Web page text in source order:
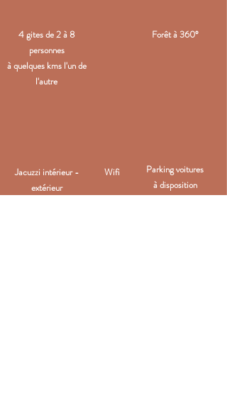
4 gites de 2 à 8
personnes
à quelques kms l'un de
l'autre
Forêt à 360°
Jacuzzi intérieur -
extérieur
Wifi
Parking voitures
à disposition